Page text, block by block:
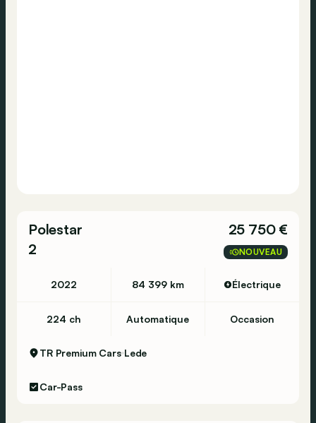
Polestar
2
25 750 €
NOUVEAU
2022 84 399 km Électrique
224 ch Automatique Occasion
TR Premium Cars Lede
Car-Pass